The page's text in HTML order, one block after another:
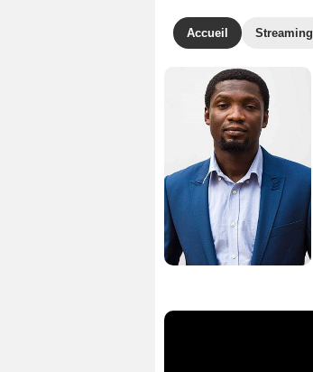
Accueil Streaming